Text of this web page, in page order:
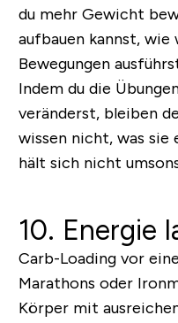
du mehr Gewicht
aufbauen kannst, wie
Bewegungen
Indem du die
veränderst, bleiben
wissen nicht, was sie
hält sich nicht
10. Energie
Carb-Loadingvor
Marathons oder
Körper mit